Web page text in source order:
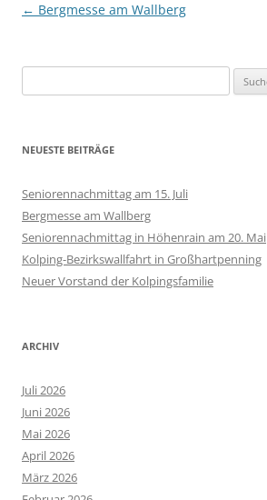
Beitragsnavigation
← Bergmesse am Wallberg
nach:
NEUESTE BEITRÄGE
Seniorennachmittag am 15. Juli
Bergmesse am Wallberg
Seniorennachmittag in Höhenrain am 20. Mai
Kolping-Bezirkswallfahrt in Großhartpenning
Neuer Vorstand der Kolpingsfamilie
ARCHIV
Juli 2026
Juni 2026
Mai 2026
April 2026
März 2026